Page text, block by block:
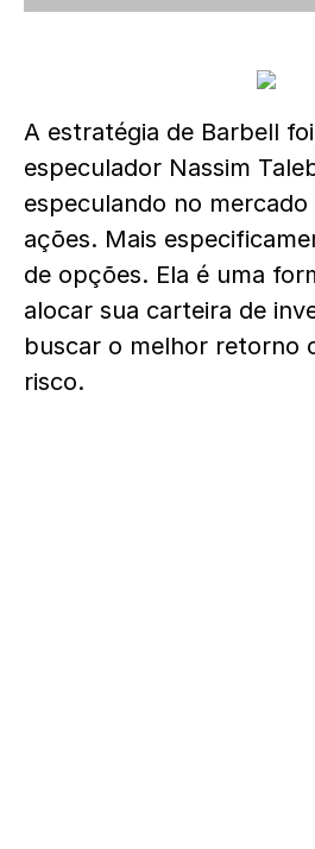
A estratégia de Barbell
especulador Nassim
especulando no
ações. Mais
de opções. Ela é uma
alocar sua carteira de
buscar o melhor retorno
risco.